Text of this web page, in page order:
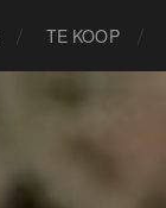
TE KOOP